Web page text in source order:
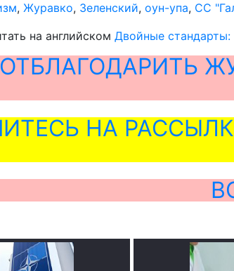
, Журавко, Зеленский, оун-упа, СС
на английском Двойные стандарты:
ОТБЛАГОДАРИТЬ
НА